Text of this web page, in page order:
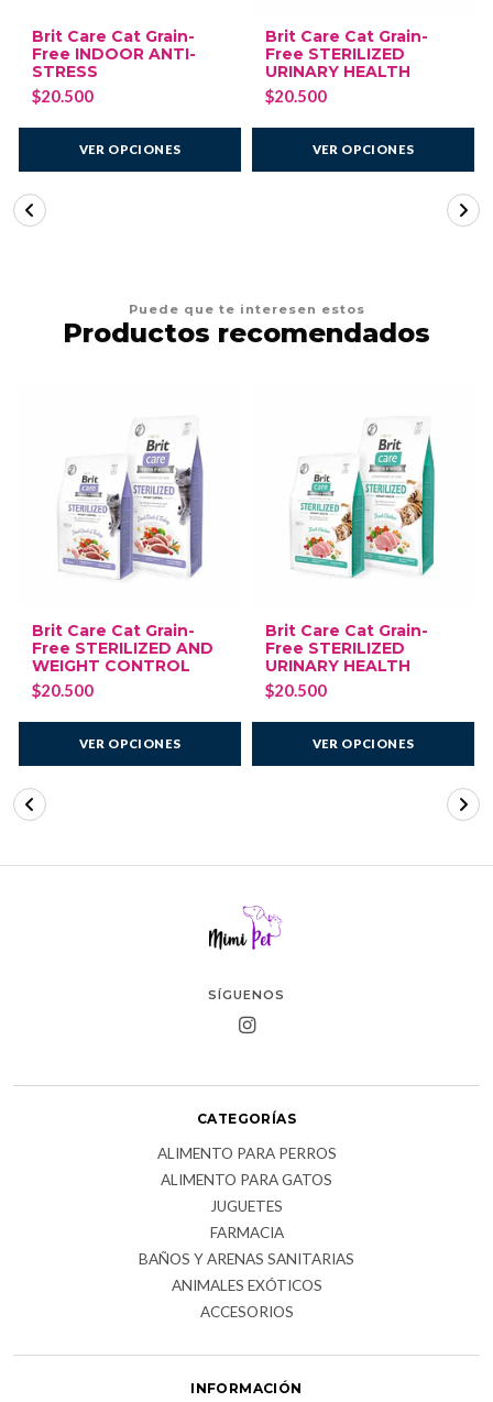
Brit Care Cat Grain-
Free INDOOR ANTI-
STRESS
$20.500
VER OPCIONES
Brit Care Cat Grain-
Free STERILIZED
URINARY HEALTH
$20.500
VER OPCIONES
Puede que te interesen estos
Productos recomendados
Brit Care Cat Grain-
Free STERILIZED AND
WEIGHT CONTROL
$20.500
VER OPCIONES
Brit Care Cat Grain-
Free STERILIZED
URINARY HEALTH
$20.500
VER OPCIONES
SÍGUENOS
CATEGORÍAS
ALIMENTO PARA PERROS
ALIMENTO PARA GATOS
JUGUETES
FARMACIA
BAÑOS Y ARENAS SANITARIAS
ANIMALES EXÓTICOS
ACCESORIOS
INFORMACIÓN